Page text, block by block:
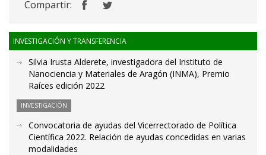
Compartir:
INVESTIGACIÓN Y TRANSFERENCIA
Silvia Irusta Alderete, investigadora del Instituto de
Nanociencia y Materiales de Aragón (INMA), Premio
Raíces edición 2022
INVESTIGACIÓN
Convocatoria de ayudas del Vicerrectorado de Política
Científica 2022. Relación de ayudas concedidas en varias
modalidades